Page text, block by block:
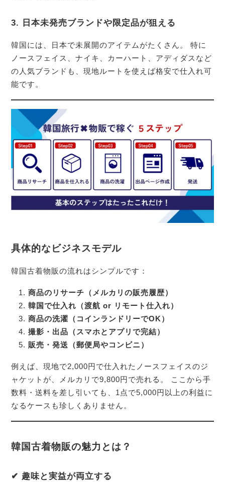
3. 日本未発売ブランドや限定品が狙える
韓国には、日本で未展開のアイテムがたくさん。 特に
ノースフェイス、ナイキ、カーハート、アディダスなど
の人気ブランドも、現地ルートを使えば格安で仕入れ可
能です。
具体的なビジネスモデル
韓国古着物販の流れはシンプルです：
商品のリサーチ（メルカリの販売履歴）
韓国で仕入れ（渡航 or リモート仕入れ）
商品の洗濯（コインランドリーでOK）
撮影・出品（スマホとアプリで完結）
販売・発送（郵便局やコンビニ）
例えば、現地で2,000円で仕入れたノースフェイスのジ
ャケットが、メルカリで9,800円で売れる。 ここから手
数料・送料を差し引いても、1点で5,000円以上の利益に
なるケースも珍しくありません。
韓国古着物販の魅力とは？
✔ 趣味と実益が両立する